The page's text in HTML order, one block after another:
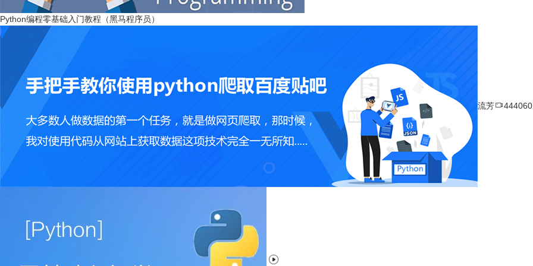
Python编程零基础入门教程（黑马程序员）
流芳
